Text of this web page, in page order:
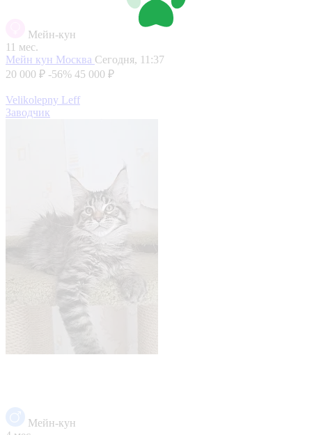
Мейн-кун
11 мес.
Мейн кун Москва Сегодня, 11:37
20 000 ₽ -56% 45 000 ₽
Velikolepny Leff
Заводчик
Мейн-кун